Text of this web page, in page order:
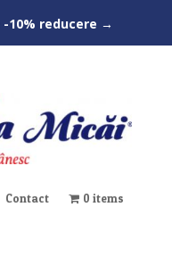
-10% reducere →
Contact 0 items